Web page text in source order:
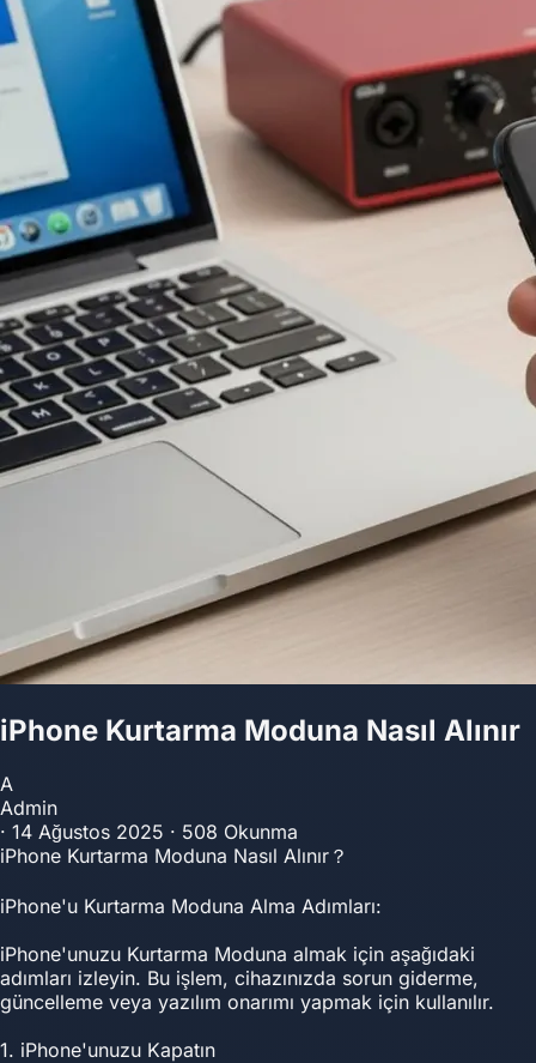
iPhone Kurtarma Moduna Nasıl Alınır
A
Admin
· 14 Ağustos 2025 · 508 Okunma
iPhone Kurtarma Moduna Nasıl Alınır？
iPhone'u Kurtarma Moduna Alma Adımları:
iPhone'unuzu Kurtarma Moduna almak için aşağıdaki
adımları izleyin. Bu işlem, cihazınızda sorun giderme,
güncelleme veya yazılım onarımı yapmak için kullanılır.
1. iPhone'unuzu Kapatın